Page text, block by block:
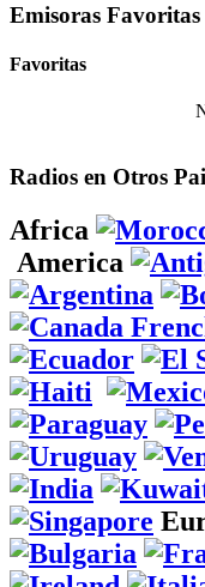
Emisoras Favoritas
Favoritas
Radios en Otros
Africa
America